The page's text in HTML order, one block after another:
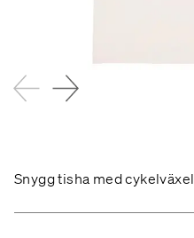
Snygg tisha med cykelväxel.